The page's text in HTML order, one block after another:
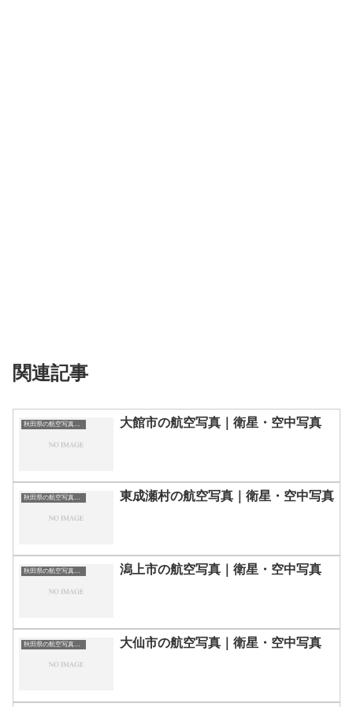
関連記事
秋田県の航空写真・空中写真 大館市の航空写真｜衛星・空中写真
秋田県の航空写真・空中写真 東成瀬村の航空写真｜衛星・空中写真
秋田県の航空写真・空中写真 潟上市の航空写真｜衛星・空中写真
秋田県の航空写真・空中写真 大仙市の航空写真｜衛星・空中写真